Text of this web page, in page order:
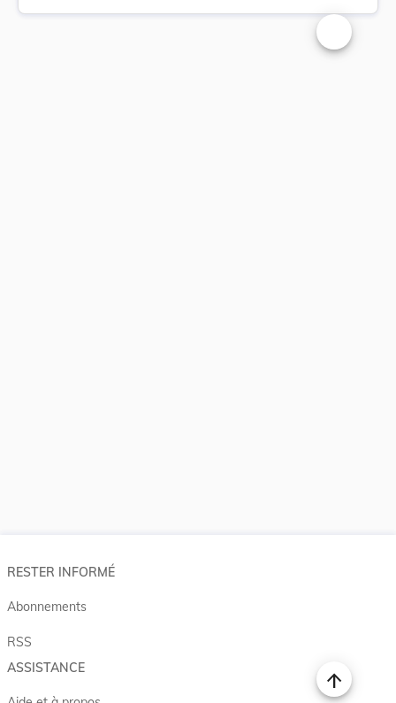
Changer la
RESTER INFORMÉ
Abonnements
RSS
ASSISTANCE